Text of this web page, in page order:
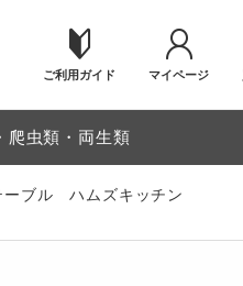
ご利用ガイド マイページ
爬虫類・両生類
ーブル ハムズキッチン